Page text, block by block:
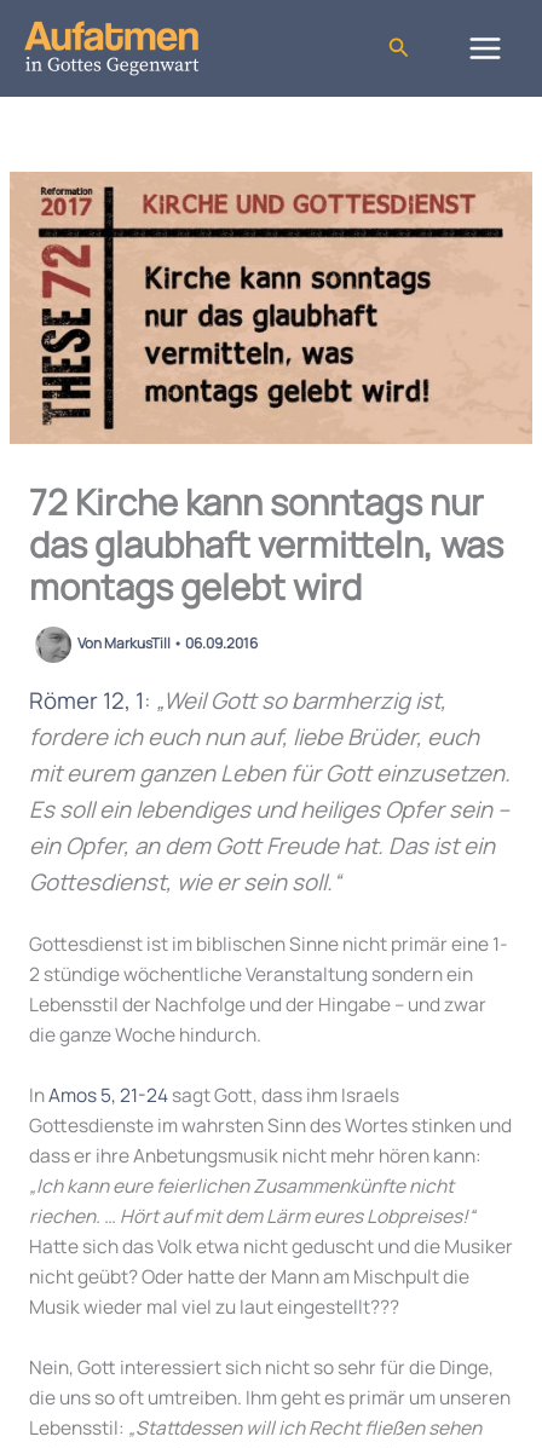
Inhalt
springen
Suchen
72 Kirche kann sonntags nur
das glaubhaft vermitteln, was
montags gelebt wird
VonMarkusTill • 06.09.2016
Römer 12, 1: „Weil Gott so barmherzig ist,
fordere ich euch nun auf, liebe Brüder, euch
mit eurem ganzen Leben für Gott einzusetzen.
Es soll ein lebendiges und heiliges Opfer sein –
ein Opfer, an dem Gott Freude hat. Das ist ein
Gottesdienst, wie er sein soll.“
Gottesdienst ist im biblischen Sinne nicht primär eine 1-
2 stündige wöchentliche Veranstaltung sondern ein
Lebensstil der Nachfolge und der Hingabe – und zwar
die ganze Woche hindurch.
InAmos 5, 21-24sagt Gott, dass ihm Israels
Gottesdienste im wahrsten Sinn des Wortes stinken und
dass er ihre Anbetungsmusik nicht mehr hören kann:
„Ich kann eure feierlichen Zusammenkünfte nicht
riechen. … Hört auf mit dem Lärm eures Lobpreises!“
Hatte sich das Volk etwa nicht geduscht und die Musiker
nicht geübt? Oder hatte der Mann am Mischpult die
Musik wieder mal viel zu laut eingestellt???
Nein, Gott interessiert sich nicht so sehr für die Dinge,
die uns so oft umtreiben. Ihm geht es primär um unseren
Lebensstil: „Stattdessen will ich Recht fließen sehen